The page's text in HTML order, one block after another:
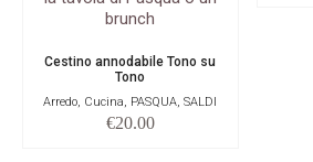
Cestino annodabile Tono su
Tono
Arredo, Cucina, PASQUA, SALDI
€20.00